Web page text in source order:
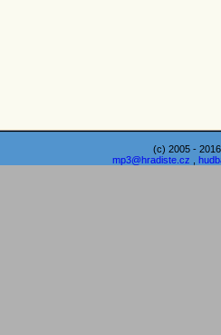
(c) 2005 -
mp3@hradiste.cz